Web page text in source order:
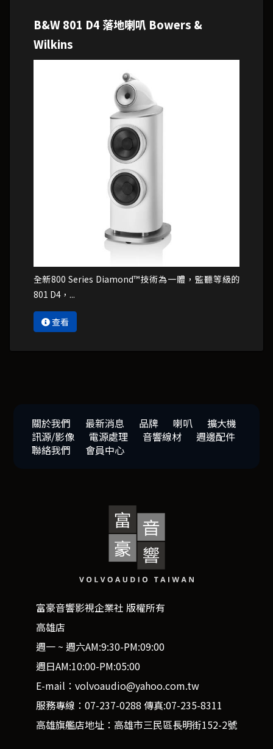
全新800 Series Diamond™技術為一體，監聽等級的
801 D4，...
查看
B&W 801 D4 落地喇叭 Bowers &
Wilkins
關於我們 最新消息 品牌 喇叭
擴大機
訊源/影像
電源處理 音響線材
週邊配件
聯絡我們
會員中心
富豪音響影視企業社 版權所有
高雄店
週一 ~ 週六AM:9:30-PM:09:00
週日AM:10:00-PM:05:00
E-mail：volvoaudio@yahoo.com.tw
服務專線：07-237-0288 傳真:07-235-8311
高雄旗艦店地址：高雄市三民區長明街152-2號